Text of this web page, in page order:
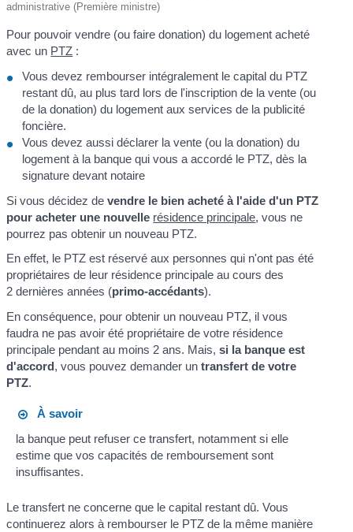
administrative (Première ministre)
Pour pouvoir vendre (ou faire donation) du logement acheté
avec un PTZ :
Vous devez rembourser intégralement le capital du PTZ
restant dû, au plus tard lors de l'inscription de la vente (ou
de la donation) du logement aux services de la publicité
foncière.
Vous devez aussi déclarer la vente (ou la donation) du
logement à la banque qui vous a accordé le PTZ, dès la
signature devant notaire
Si vous décidez devendre le bien acheté à l'aide d'un PTZ
pour acheter une nouvelle résidence principale, vous ne
pourrez pas obtenir un nouveau PTZ.
En effet, le PTZ est réservé aux personnes qui n'ont pas été
propriétaires de leur résidence principale au cours des
2 dernières années (primo-accédants).
En conséquence, pour obtenir un nouveau PTZ, il vous
faudra ne pas avoir été propriétaire de votre résidence
principale pendant au moins 2 ans. Mais,si la banque est
d'accord, vous pouvez demander untransfert de votre
PTZ.
À savoir
la banque peut refuser ce transfert, notamment si elle
estime que vos capacités de remboursement sont
insuffisantes.
Le transfert ne concerne que le capital restant dû. Vous
continuerez alors à rembourser le PTZ de la même manière